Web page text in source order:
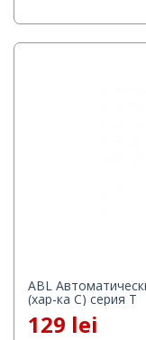
ABL
(хар-ка C) серия T
129 lei